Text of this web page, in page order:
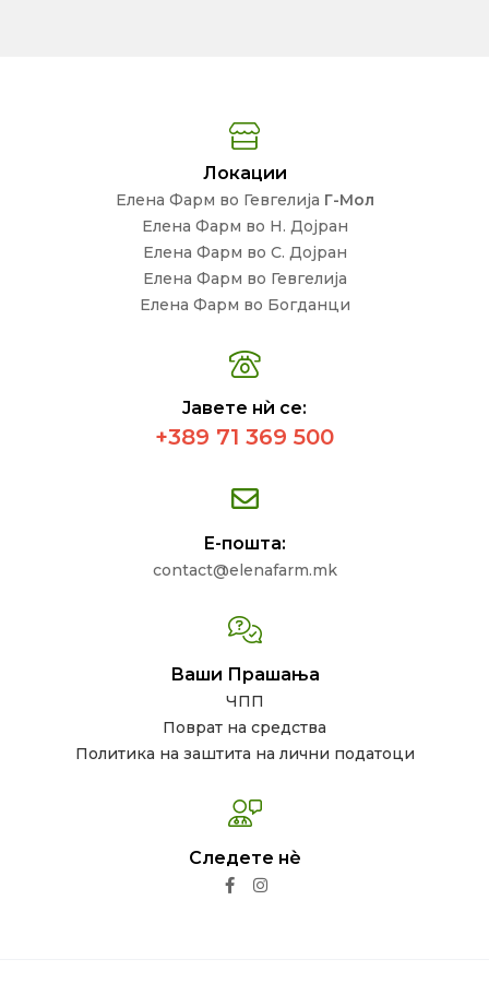
Локации
Елена Фарм во Гевгелија Г-Мол
Елена Фарм во Н. Дојран
Елена Фарм во С. Дојран
Елена Фарм во Гевгелија
Елена Фарм во Богданци
Јавете нѝ се:
+389 71 369 500
Е-пошта:
contact@elenafarm.mk
Ваши Прашања
ЧПП
Поврат на средства
Политика на заштита на лични податоци
Следете нѐ